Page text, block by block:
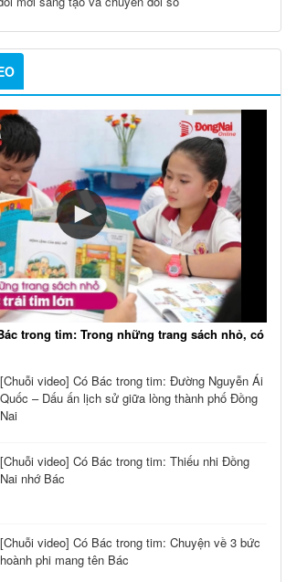
trong tim: Trong những trang sách nhỏ, có
[Chuỗi video] Có Bác trong tim: Đường Nguyễn Ái
Quốc – Dấu ấn lịch sử giữa lòng thành phố Đồng
Nai
[Chuỗi video] Có Bác trong tim: Thiếu nhi Đồng
Nai nhớ Bác
[Chuỗi video] Có Bác trong tim: Chuyện về 3 bức
hoành phi mang tên Bác